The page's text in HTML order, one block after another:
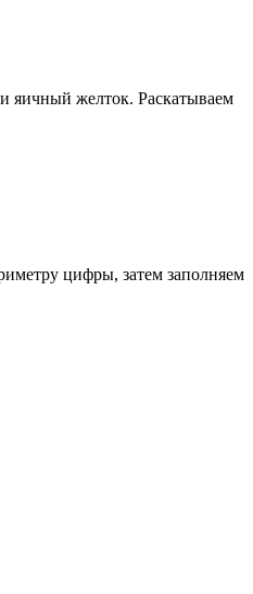
яичный желток. Раскатываем
цифры, затем заполняем